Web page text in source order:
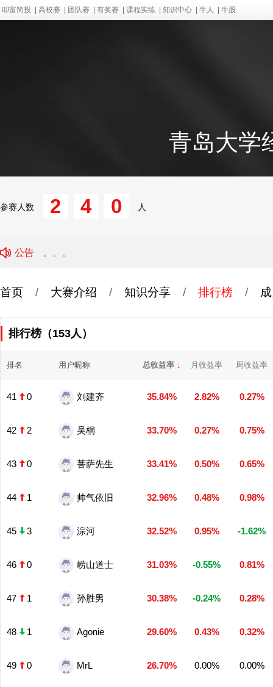
叩富简投 高校赛 团队赛 有奖赛 课程实练 知识中心 牛人 牛股
青岛大学
参赛人数 2 4 0 人
公告 。。。
首页 / 大赛介绍 / 知识分享 / 排行榜 /
排行榜（153人）
排名 用户昵称 总收益率 ↓ 月收益率 周收益率
41 0 刘建齐 35.84% 2.82% 0.27%
42 2 吴桐 33.70% 0.27% 0.75%
43 0 菩萨先生 33.41% 0.50% 0.65%
44 1 帅气依旧 32.96% 0.48% 0.98%
45 3 淙河 32.52% 0.95% -1.62%
46 0 崂山道士 31.03% -0.55% 0.81%
47 1 孙胜男 30.38% -0.24% 0.28%
48 1 Agonie 29.60% 0.43% 0.32%
49 0 MrL 26.70% 0.00% 0.00%